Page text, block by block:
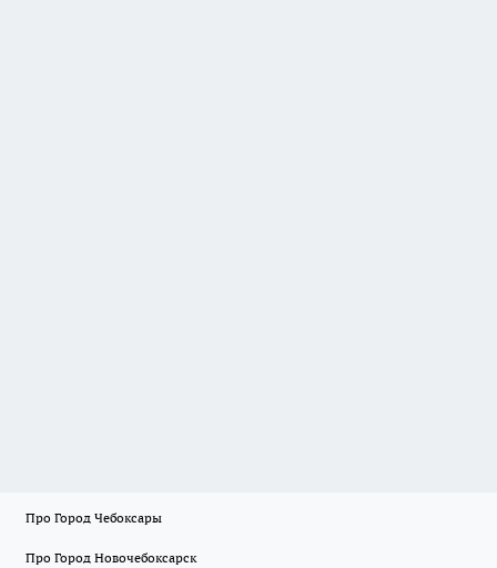
Про Город Чебоксары
Про Город Новочебоксарск